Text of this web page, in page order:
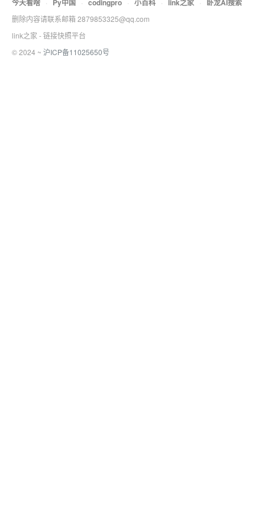
今天看啥 · Py中国 · codingpro · 小百科 · link之家 · 卧龙AI搜索
删除内容请联系邮箱 2879853325@qq.com
link之家 - 链接快照平台
© 2024 ~ 沪ICP备11025650号